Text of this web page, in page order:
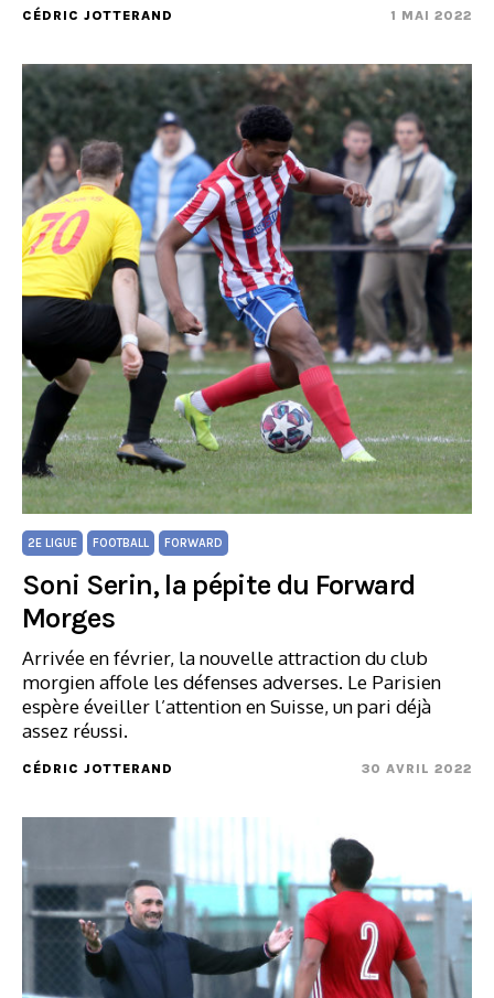
CÉDRIC JOTTERAND 1 MAI 2022
2E LIGUE FOOTBALL FORWARD
Soni Serin, la pépite du Forward
Morges
Arrivée en février, la nouvelle attraction du club
morgien affole les défenses adverses. Le Parisien
espère éveiller l’attention en Suisse, un pari déjà
assez réussi.
CÉDRIC JOTTERAND 30 AVRIL 2022